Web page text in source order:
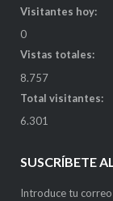
Visitantes hoy:
0
Vistas totales:
8.757
Total visitantes:
6.301
SUSCRÍBETE
Introduce tu